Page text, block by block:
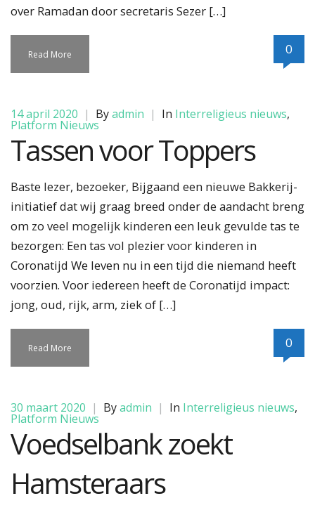
over Ramadan door secretaris Sezer […]
Read More 0
14 april 2020 | Byadmin | In Interreligieus nieuws,
Platform Nieuws
Tassen voor Toppers
Baste lezer, bezoeker, Bijgaand een nieuwe Bakkerij-
initiatief dat wij graag breed onder de aandacht breng
om zo veel mogelijk kinderen een leuk gevulde tas te
bezorgen: Een tas vol plezier voor kinderen in
Coronatijd We leven nu in een tijd die niemand heeft
voorzien. Voor iedereen heeft de Coronatijd impact:
jong, oud, rijk, arm, ziek of […]
Read More 0
30 maart 2020 | Byadmin | In Interreligieus nieuws,
Platform Nieuws
Voedselbank zoekt
Hamsteraars